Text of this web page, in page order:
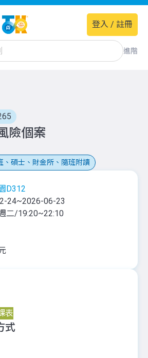
進階
登入 / 註冊
險個案
、碩士、財金所、隨班附讀
D312
24~2026-06-23
二/19:20~22:10
表
式